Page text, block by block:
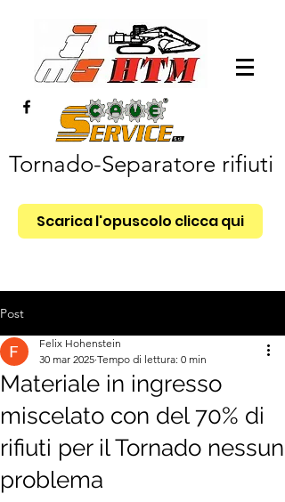
Tornado-Separatore rifiuti
Scarica l'opuscolo clicca qui
Post
Materiale in ingresso
miscelato con del 70% di
rifiuti per il Tornado nessun
problema
Felix Hohenstein
30 mar 2025 Tempo di lettura: 0 min